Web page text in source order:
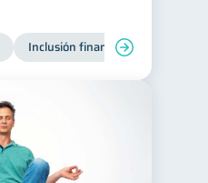
Inclusión financiera